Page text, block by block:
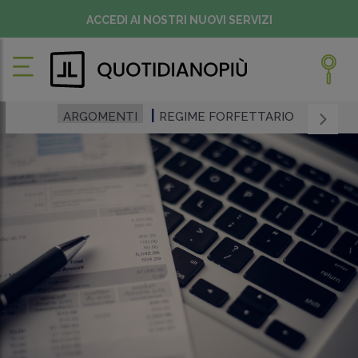
ACCEDI AI NOSTRI NUOVI SERVIZI
ARGOMENTI REGIME FORFETTARIO